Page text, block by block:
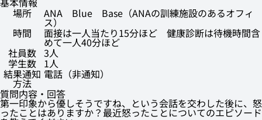
場所 ANA Blue Base（ANAの訓練施設のあるオフィ
ス）
時間 面接は一人当たり15分ほど 健康診断は待機時間含
めて一人40分ほど
社員数 3人
学生数 1人
結果通知
方法
電話（非通知）
質問内容・回答
第一印象から優しそうですね、という会話を交わした後に、怒
ったことはありますか？最近怒ったことについてのエピソード